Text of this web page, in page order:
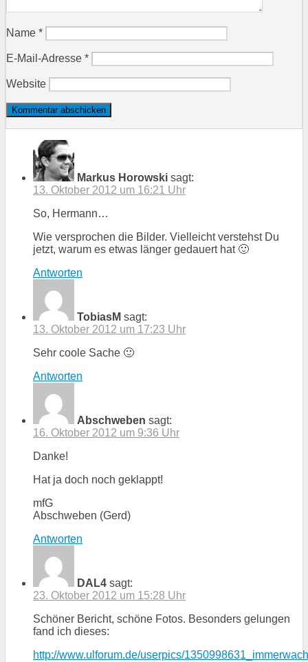
Name *
E-Mail-Adresse *
Website
Markus Horowski sagt:
13. Oktober 2012 um 16:21 Uhr
So, Hermann…
Wie versprochen die Bilder. Vielleicht verstehst Du
jetzt, warum es etwas länger gedauert hat 🙂
Antworten
TobiasM sagt:
13. Oktober 2012 um 17:23 Uhr
Sehr coole Sache 🙂
Antworten
Abschweben sagt:
16. Oktober 2012 um 9:36 Uhr
Danke!
Hat ja doch noch geklappt!
mfG
Abschweben (Gerd)
Antworten
DAL4 sagt:
23. Oktober 2012 um 15:28 Uhr
Schöner Bericht, schöne Fotos. Besonders gelungen
fand ich dieses:
http://www.ulforum.de/userpics/